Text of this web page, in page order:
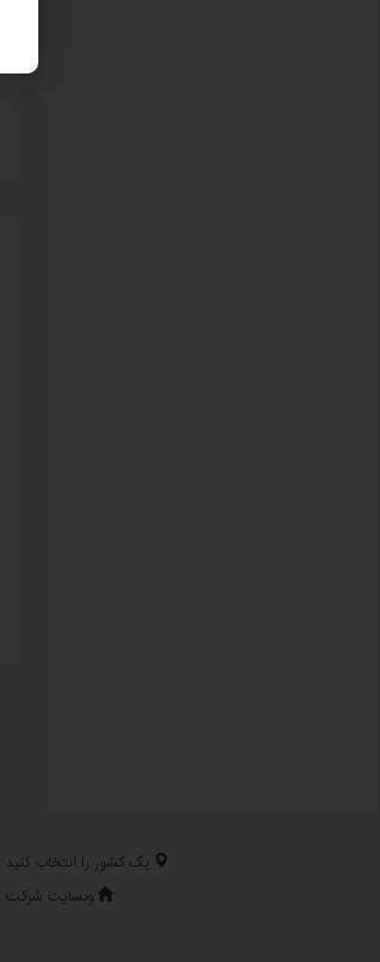
یک کشور را انتخاب کنید
وبسایت شرکت